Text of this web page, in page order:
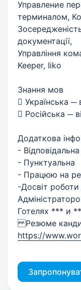
Управление
терминалом,
документації,
Управління
Keeper, Iiko
Знання мов
 Українська ─
 Російська ─
Додаткова
- Відповідальна
- Пунктуальна
- Працюю на
-Досвіт
Готелях *** и
Резюме
https://